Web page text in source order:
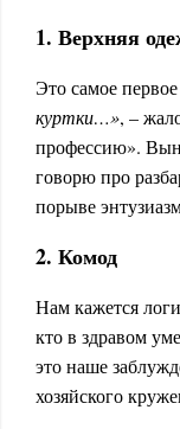
1. Верхняя
Это самое
куртки…», –
профессию».
говорю про
порыве
2. Комод
Нам кажется
кто в здравом
это наше
хозяйского